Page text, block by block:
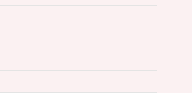
Espacio Público 6:00 pm